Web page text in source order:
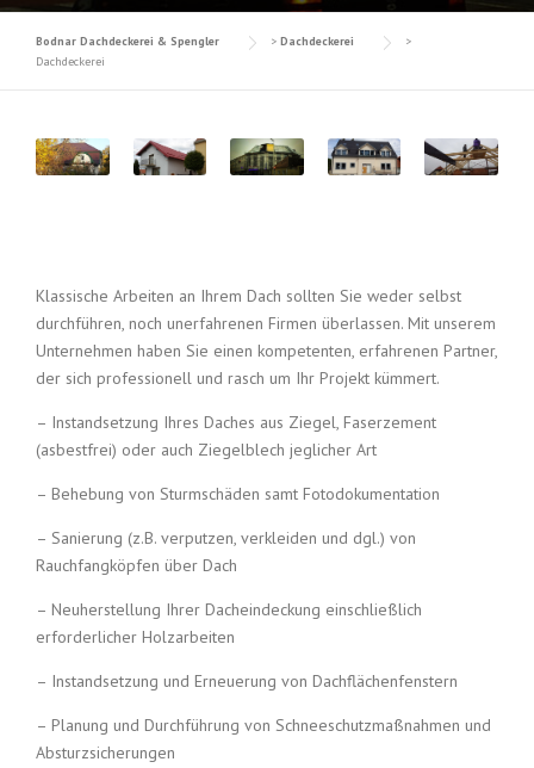
Bodnar Dachdeckerei & Spengler > Dachdeckerei
>
Dachdeckerei
Klassische Arbeiten an Ihrem Dach sollten Sie weder selbst
durchführen, noch unerfahrenen Firmen überlassen. Mit unserem
Unternehmen haben Sie einen kompetenten, erfahrenen Partner,
der sich professionell und rasch um Ihr Projekt kümmert.
– Instandsetzung Ihres Daches aus Ziegel, Faserzement
(asbestfrei) oder auch Ziegelblech jeglicher Art
– Behebung von Sturmschäden samt Fotodokumentation
– Sanierung (z.B. verputzen, verkleiden und dgl.) von
Rauchfangköpfen über Dach
– Neuherstellung Ihrer Dacheindeckung einschließlich
erforderlicher Holzarbeiten
– Instandsetzung und Erneuerung von Dachflächenfenstern
– Planung und Durchführung von Schneeschutzmaßnahmen und
Absturzsicherungen